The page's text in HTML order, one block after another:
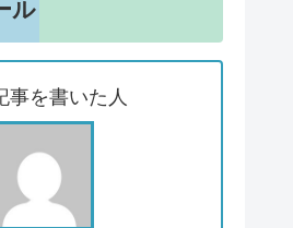
ル
事を書いた人